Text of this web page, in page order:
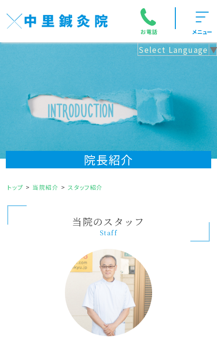
お電話 メニュー
Select Language
院長紹介
トップ 当院紹介 スタッフ紹介
当院のスタッフ
Staff